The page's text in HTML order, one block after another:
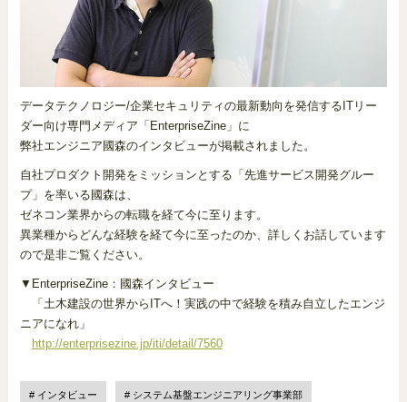
データテクノロジー/企業セキュリティの最新動向を発信するITリー
ダー向け専門メディア「EnterpriseZine」に
弊社エンジニア國森のインタビューが掲載されました。
自社プロダクト開発をミッションとする「先進サービス開発グルー
プ」を率いる國森は、
ゼネコン業界からの転職を経て今に至ります。
異業種からどんな経験を経て今に至ったのか、詳しくお話しています
ので是非ご覧ください。
▼EnterpriseZine：國森インタビュー
「土木建設の世界からITへ！実践の中で経験を積み自立したエンジ
ニアになれ」
http://enterprisezine.jp/iti/detail/7560
インタビュー システム基盤エンジニアリング事業部